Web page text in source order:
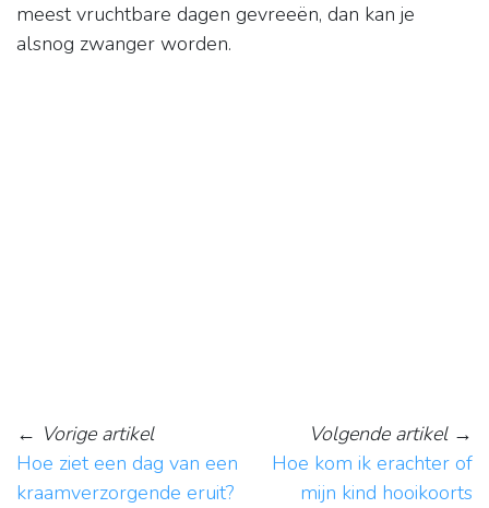
meest vruchtbare dagen gevreeën, dan kan je
alsnog zwanger worden.
← Vorige artikel
Hoe ziet een dag van een
kraamverzorgende eruit?
Volgende artikel→
Hoe kom ik erachter of
mijn kind hooikoorts